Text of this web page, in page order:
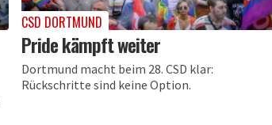
CSD DORTMUND
Pride kämpft weiter
Dortmund macht beim 28. CSD klar:
Rückschritte sind keine Option.